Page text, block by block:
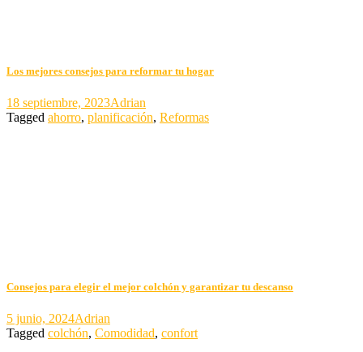
Los mejores consejos para reformar tu hogar
18 septiembre, 2023Adrian
Tagged ahorro, planificación, Reformas
Consejos para elegir el mejor colchón y garantizar tu descanso
5 junio, 2024Adrian
Tagged colchón, Comodidad, confort